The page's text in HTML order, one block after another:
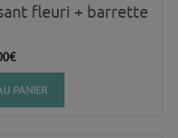
fleuri + barrette
€
PANIER